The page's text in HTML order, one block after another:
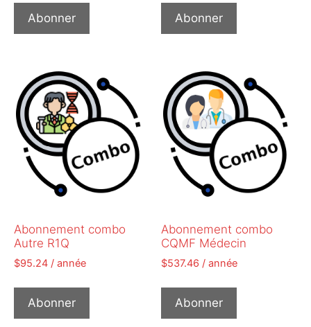
Abonner Abonner
Abonnement combo
Autre R1Q
$95.24 / année
Abonner
Abonnement combo
CQMF Médecin
$537.46 / année
Abonner